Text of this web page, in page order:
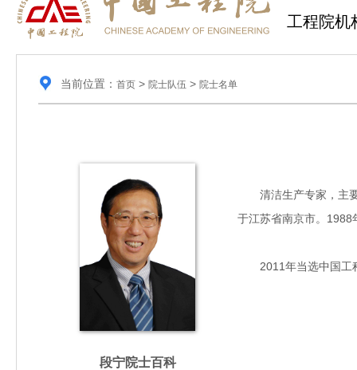
工程院机
当前位置： 首页> 院士队伍 > 院士名单
段宁院士百科
清洁生产专家，主要
于江苏省南京市。1988
2011年当选中国工